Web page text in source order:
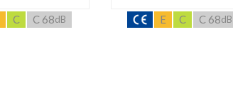
C C 68dB E C C 68dB